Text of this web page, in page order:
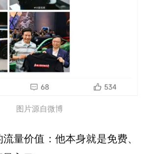
图片源自微博
量价值： 他本身就是免费、